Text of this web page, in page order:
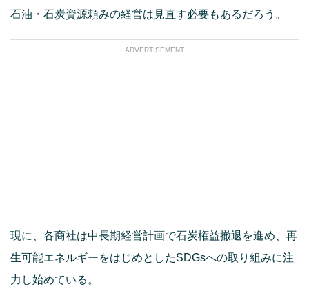
石油・石炭資源頼みの経営は見直す必要もあるだろう。
ADVERTISEMENT
現に、各商社は中長期経営計画で石炭権益撤退を進め、再
生可能エネルギーをはじめとしたSDGsへの取り組みに注
力し始めている。